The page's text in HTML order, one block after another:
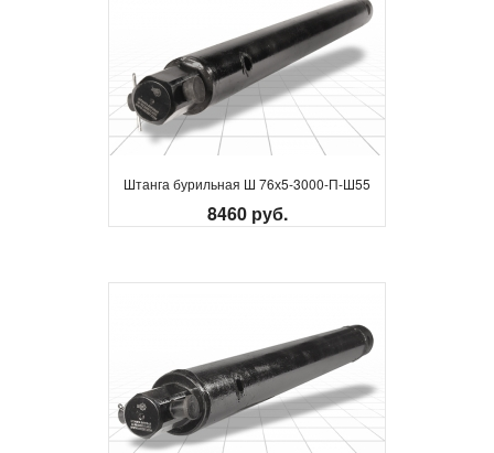
Штанга бурильная Ш 76х5-3000-П-Ш55
8460 руб.